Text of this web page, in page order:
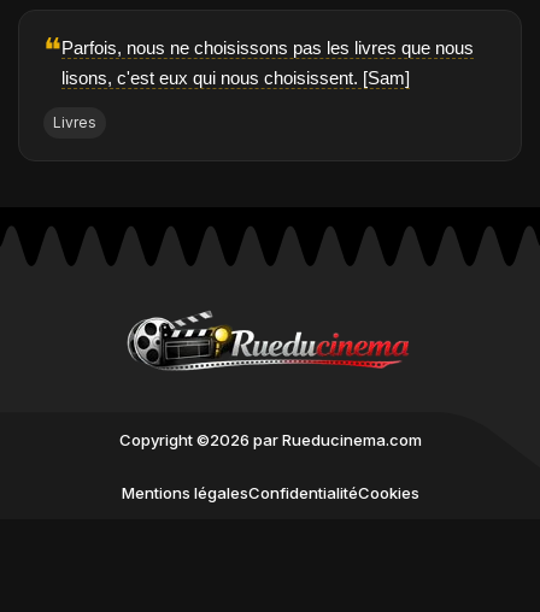
❝Parfois, nous ne choisissons pas les livres que nous
lisons, c'est eux qui nous choisissent. [Sam]
Livres
Copyright ©2026 par Rueducinema.com
Mentions légalesConfidentialitéCookies